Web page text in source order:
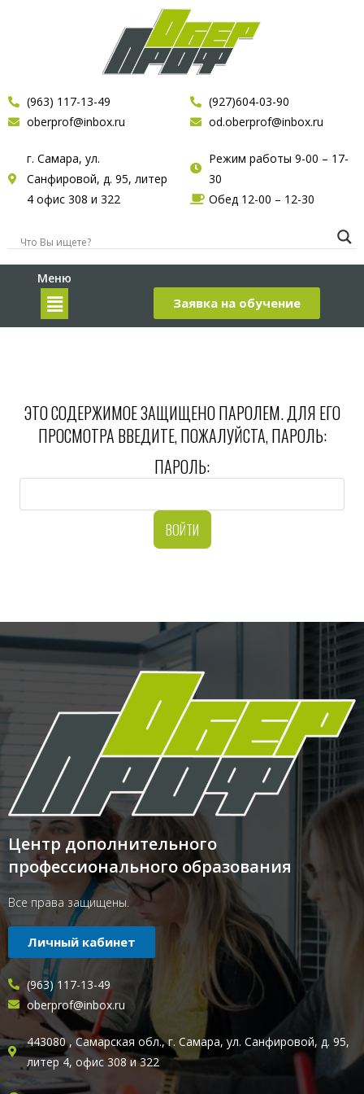
(963) 117-13-49
oberprof@inbox.ru
(927)604-03-90
od.oberprof@inbox.ru
г. Самара, ул.
Санфировой, д. 95, литер
4 офис 308 и 322
Режим работы 9-00 – 17-
30
Обед 12-00 – 12-30
Меню
Заявка на обучение
ЭТО СОДЕРЖИМОЕ ЗАЩИЩЕНО ПАРОЛЕМ. ДЛЯ ЕГО
ПРОСМОТРА ВВЕДИТЕ, ПОЖАЛУЙСТА, ПАРОЛЬ:
ПАРОЛЬ:
Центр дополнительного
профессионального образования
Все права защищены.
Личный кабинет
(963) 117-13-49
oberprof@inbox.ru
443080 , Самарская обл., г. Самара, ул. Санфировой, д. 95,
литер 4, офис 308 и 322